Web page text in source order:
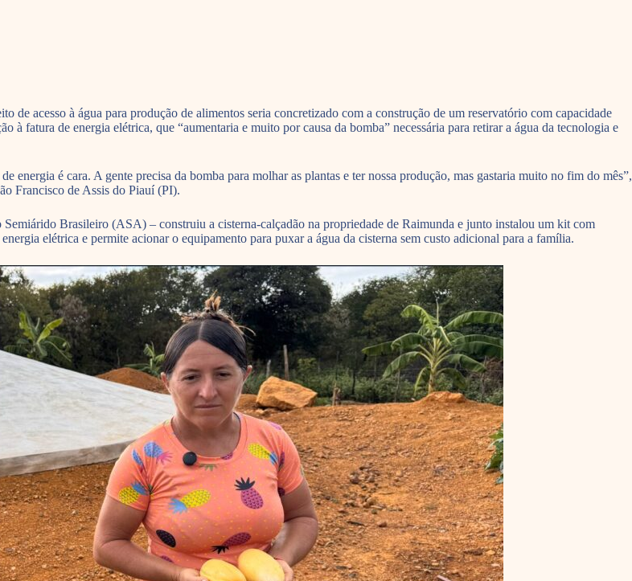
acesso à água para produção de alimentos seria concretizado com a construção de um reservatório com capacidade
fatura de energia elétrica, que “aumentaria e muito por causa da bomba” necessária para retirar a água da tecnologia e
energia é cara. A gente precisa da bomba para molhar as plantas e ter nossa produção, mas gastaria muito no fim do mês”,
Francisco de Assis do Piauí (PI).
Brasileiro (ASA) – construiu a cisterna-calçadão na propriedade de Raimunda e junto instalou um kit com
elétrica e permite acionar o equipamento para puxar a água da cisterna sem custo adicional para a família.